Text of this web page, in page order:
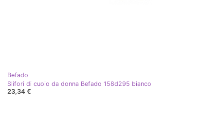
Befado
Slifori di cuoio da donna Befado 158d295 bianco
23,34 €